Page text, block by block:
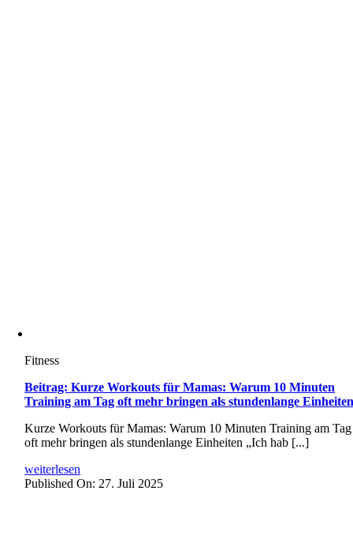
Fitness
Beitrag: Kurze Workouts für Mamas: Warum 10 Minuten
Training am Tag oft mehr bringen als stundenlange
Kurze Workouts für Mamas: Warum 10 Minuten Training am Tag
oft mehr bringen als stundenlange Einheiten „Ich hab [...]
weiterlesen
Published On: 27. Juli 2025